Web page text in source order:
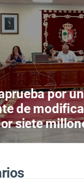
por
de
siete